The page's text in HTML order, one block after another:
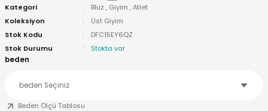
Kategori
Bluz , Giyim ,Atlet
Koleksiyon
Üst Giyim
Stok Kodu
DFC15EY6QZ
Stok Durumu
Stokta var
beden
Beden Ölçü Tablosu